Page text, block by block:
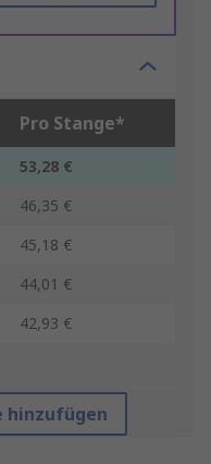
Pro Stange*
53,28 €
46,35 €
45,18 €
44,01 €
42,93 €
hinzufügen